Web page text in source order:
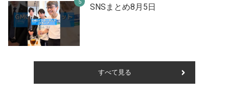
SNSまとめ8月5日
すべて見る